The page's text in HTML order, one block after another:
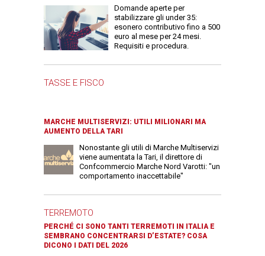
Domande aperte per
stabilizzare gli under 35:
esonero contributivo fino a 500
euro al mese per 24 mesi.
Requisiti e procedura.
TASSE E FISCO
MARCHE MULTISERVIZI: UTILI MILIONARI MA
AUMENTO DELLA TARI
Nonostante gli utili di Marche Multiservizi
viene aumentata la Tari, il direttore di
Confcommercio Marche Nord Varotti: "un
comportamento inaccettabile"
TERREMOTO
PERCHÉ CI SONO TANTI TERREMOTI IN ITALIA E
SEMBRANO CONCENTRARSI D’ESTATE? COSA
DICONO I DATI DEL 2026